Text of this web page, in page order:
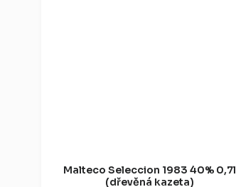
Malteco Seleccion 1983 40% 0,7l
(dřevěná kazeta)